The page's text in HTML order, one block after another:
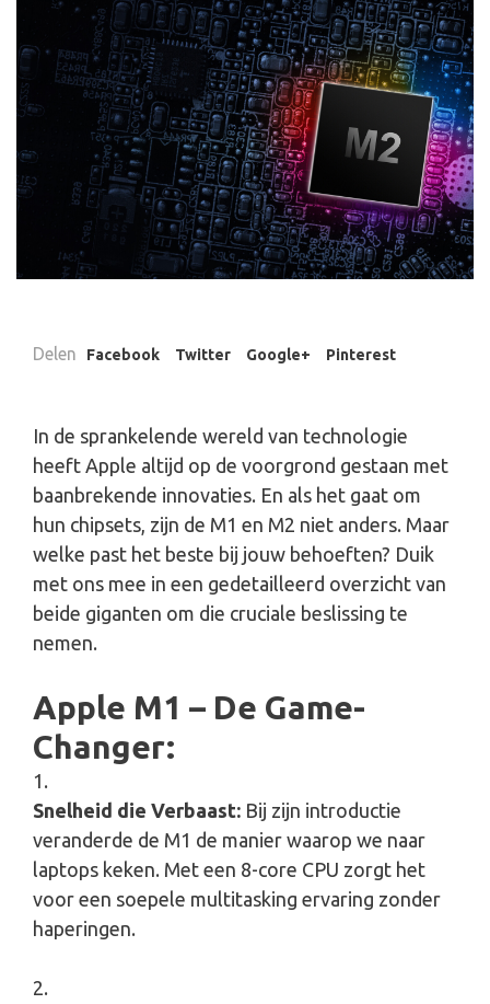
Delen Facebook Twitter Google+ Pinterest
In de sprankelende wereld van technologie
heeft Apple altijd op de voorgrond gestaan met
baanbrekende innovaties. En als het gaat om
hun chipsets, zijn de M1 en M2 niet anders. Maar
welke past het beste bij jouw behoeften? Duik
met ons mee in een gedetailleerd overzicht van
beide giganten om die cruciale beslissing te
nemen.
Apple M1 – De Game-
Changer:
Snelheid die Verbaast: Bij zijn introductie
veranderde de M1 de manier waarop we naar
laptops keken. Met een 8-core CPU zorgt het
voor een soepele multitasking ervaring zonder
haperingen.